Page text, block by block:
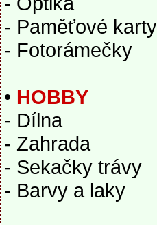
- Paměťové karty
- Fotorámečky
• HOBBY
- Dílna
- Zahrada
- Sekačky trávy
- Barvy a laky